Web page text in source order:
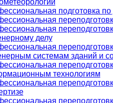
подготовка по
делу
системам зданий и
технологиям